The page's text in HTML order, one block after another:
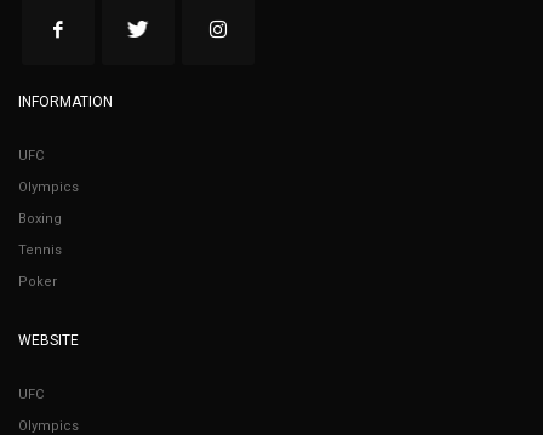
INFORMATION
UFC
Olympics
Boxing
Tennis
Poker
WEBSITE
UFC
Olympics